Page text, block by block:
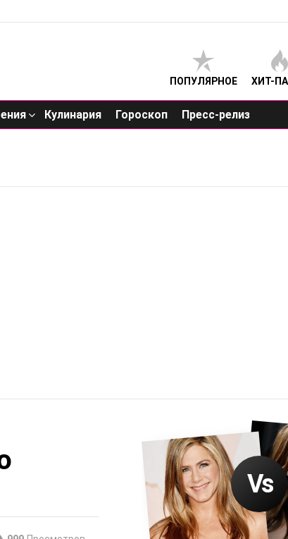
ПОПУЛЯРНОЕ ХИТ-
Кулинария Гороскоп Пресс-релиз